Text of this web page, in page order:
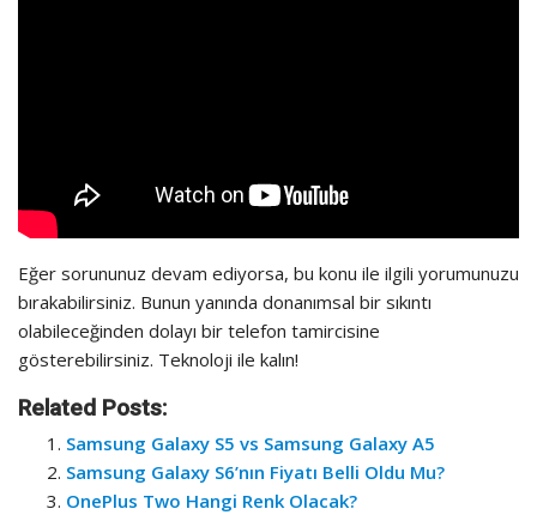
Eğer sorununuz devam ediyorsa, bu konu ile ilgili yorumunuzu
bırakabilirsiniz. Bunun yanında donanımsal bir sıkıntı
olabileceğinden dolayı bir telefon tamircisine
gösterebilirsiniz. Teknoloji ile kalın!
Related Posts:
Samsung Galaxy S5 vs Samsung Galaxy A5
Samsung Galaxy S6’nın Fiyatı Belli Oldu Mu?
OnePlus Two Hangi Renk Olacak?